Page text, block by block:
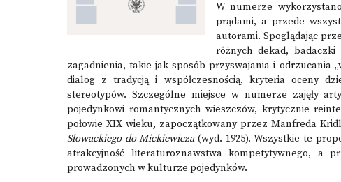
W numerze
prądami, a przede
autorami. Spoglądając
różnych dekad,
zagadnienia, takie jak sposób przyswajania i odrzucania
dialog z tradycją i współczesnością, kryteria oceny
stereotypów. Szczególne miejsce w numerze zajęły
pojedynkowi romantycznych wieszczów, krytycznie
połowie XIX wieku, zapoczątkowany przez Manfreda
Słowackiego do Mickiewicza(wyd. 1925). Wszystkie te
atrakcyjność literaturoznawstwa kompetytywnego, a
prowadzonych w kulturze pojedynków.